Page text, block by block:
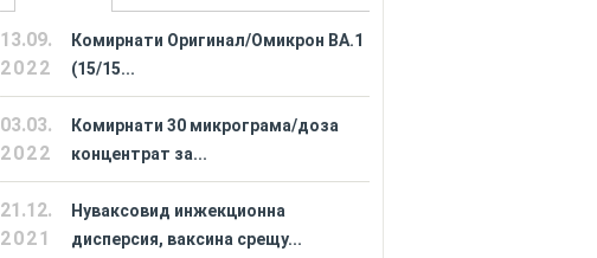
13.09.
2022
Комирнати Оригинал/Омикрон BA.1
(15/15...
03.03.
2022
Комирнати 30 микрограма/доза
концентрат за...
21.12.
2021
Нуваксовид инжекционна
дисперсия, ваксина срещу...